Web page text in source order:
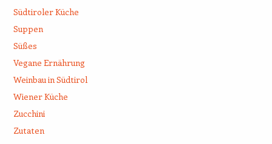
Südtiroler Küche
Suppen
Süßes
Vegane Ernährung
Weinbau in Südtirol
Wiener Küche
Zucchini
Zutaten